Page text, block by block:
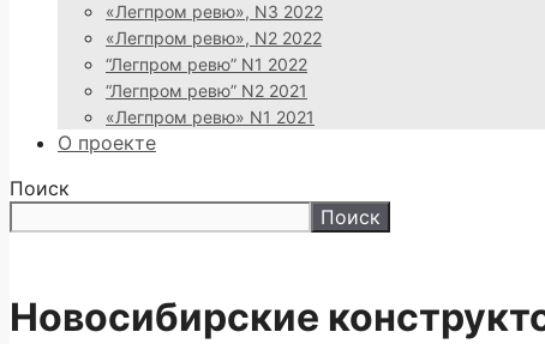
«Легпром ревю», N3 2022
«Легпром ревю», N2 2022
“Легпром ревю” N1 2022
“Легпром ревю” N2 2021
«Легпром ревю» N1 2021
О проекте
Поиск
Поиск
Новосибирские